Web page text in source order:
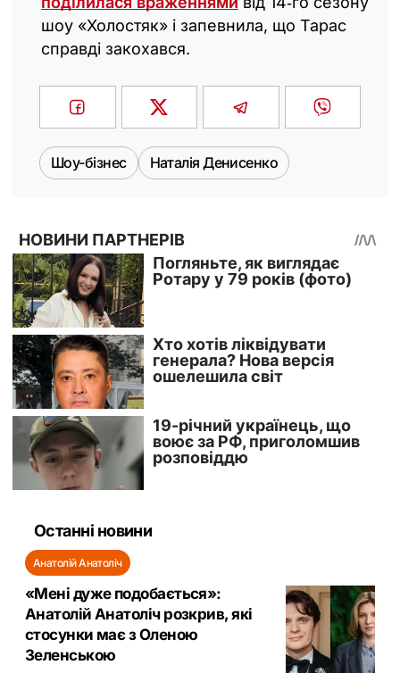
шоу «Холостяк» і запевнила, що Тарас
справді закохався.
Шоу-бізнес Наталія Денисенко
Останні новини
Анатолій Анатоліч
«Мені дуже подобається»:
Анатолій Анатоліч розкрив, які
стосунки має з Оленою
Зеленською